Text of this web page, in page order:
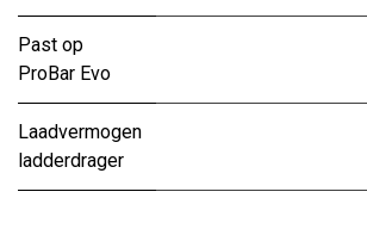
Past op
ProBar Evo
Laadvermogen
ladderdrager